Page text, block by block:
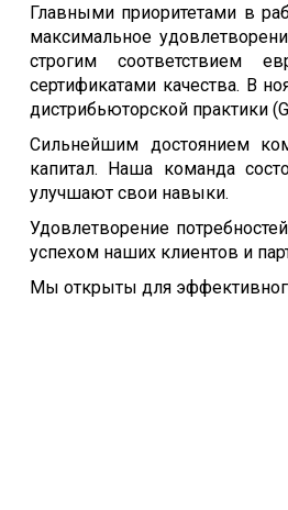
Главными приоритетами в
максимальное
строгим соответствием
сертификатами качества. В
дистрибьюторской практики
Сильнейшим достоянием
капитал. Наша команда
улучшают свои навыки.
Удовлетворение
успехом наших клиентов и
Мы открыты для